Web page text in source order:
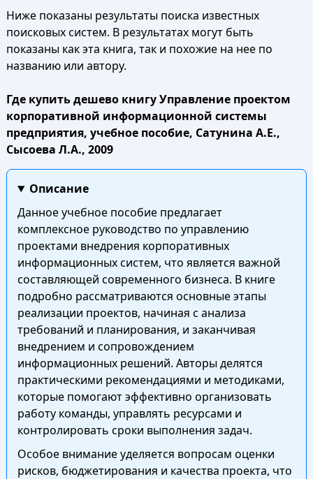
Ниже показаны результаты поиска известных
поисковых систем. В результатах могут быть
показаны как эта книга, так и похожие на нее по
названию или автору.
Где купить дешево книгу Управление проектом
корпоративной информационной системы
предприятия, учебное пособие, Сатунина А.Е.,
Сысоева Л.А., 2009
Описание
Данное учебное пособие предлагает
комплексное руководство по управлению
проектами внедрения корпоративных
информационных систем, что является важной
составляющей современного бизнеса. В книге
подробно рассматриваются основные этапы
реализации проектов, начиная с анализа
требований и планирования, и заканчивая
внедрением и сопровождением
информационных решений. Авторы делятся
практическими рекомендациями и методиками,
которые помогают эффективно организовать
работу команды, управлять ресурсами и
контролировать сроки выполнения задач.
Особое внимание уделяется вопросам оценки
рисков, бюджетирования и качества проекта, что